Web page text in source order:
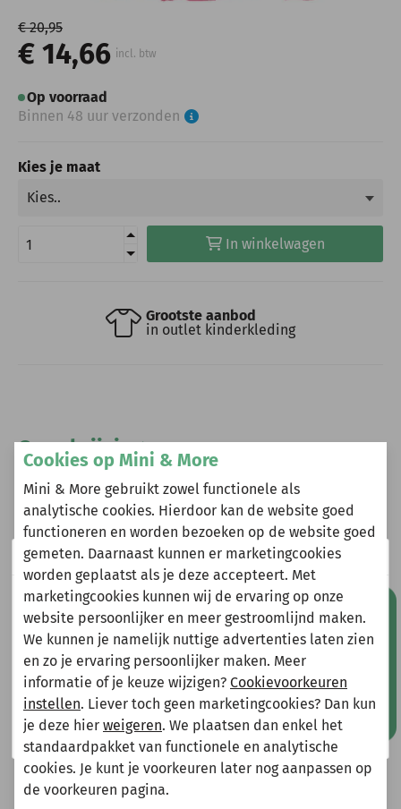
€ 20,95
€ 14,66 incl. btw
Op voorraad
Binnen 48 uur verzonden
Kies je maat
In winkelwagen
Grootste aanbod
in outlet kinderkleding
Omschrijving
Louder! jurk Nine carmine rose
Heeft u vragen?
Stuur een e-mail
info@miniandmore.nl
Andere bekeken ook
Wellicht ook iets voor jou?
-30% -50%
Mis geen aanbiedingen!
Wij zijn er even tussenuit!
Natuurlijk kun je wel gewoon een bestelling plaatsen
maar deze wordt dan maandag 10 augustus
verzonden.
Gelieve hier rekening mee te houden bij het plaatsen
van je bestelling.
Shop nu!
Cookies op Mini & More
Mini & More gebruikt zowel functionele als
analytische cookies. Hierdoor kan de website goed
functioneren en worden bezoeken op de website goed
gemeten. Daarnaast kunnen er marketingcookies
worden geplaatst als je deze accepteert. Met
marketingcookies kunnen wij de ervaring op onze
website persoonlijker en meer gestroomlijnd maken.
We kunnen je namelijk nuttige advertenties laten zien
en zo je ervaring persoonlijker maken. Meer
informatie of je keuze wijzigen? Cookievoorkeuren
instellen. Liever toch geen marketingcookies? Dan kun
je deze hier weigeren. We plaatsen dan enkel het
standaardpakket van functionele en analytische
cookies. Je kunt je voorkeuren later nog aanpassen op
de voorkeuren pagina.